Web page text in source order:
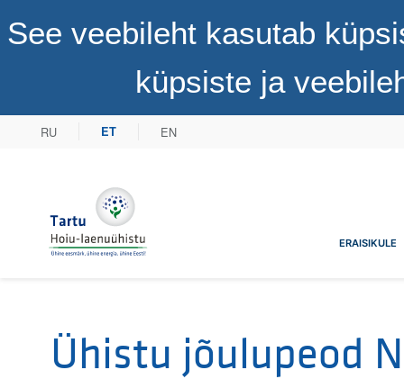
See veebileht kasutab
küpsiste ja
RU ET EN
Tartu Hoiu-laenuühistuERAISIKULE
Ühistu jõulupeod